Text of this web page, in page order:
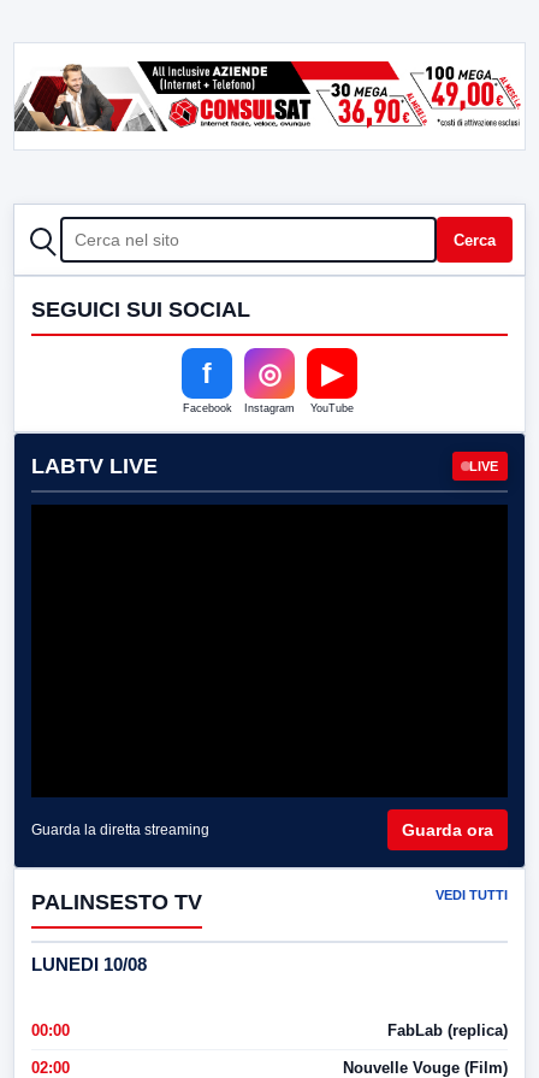
CERCA Cerca
SEGUICI SUI SOCIAL
f
Facebook
◎
Instagram
▶
YouTube
LABTV LIVE LIVE
Guarda la diretta streaming Guarda ora
PALINSESTO TV VEDI TUTTI
LUNEDI 10/08
00:00 FabLab (replica)
02:00 Nouvelle Vouge (Film)